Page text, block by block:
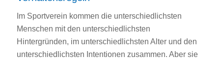
Im Sportverein kommen die unterschiedlichsten
Menschen mit den unterschiedlichsten
Hintergründen, im unterschiedlichsten Alter und den
unterschiedlichsten Intentionen zusammen. Aber sie